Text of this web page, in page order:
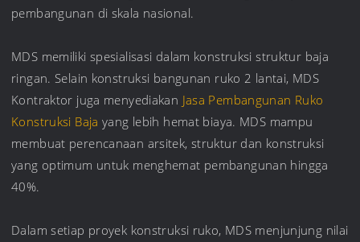
pembangunan di skala nasional.
MDS memiliki spesialisasi dalam konstruksi struktur baja
ringan. Selain konstruksi bangunan ruko 2 lantai, MDS
Kontraktor juga menyediakan Jasa Pembangunan Ruko
Konstruksi Baja yang lebih hemat biaya. MDS mampu
membuat perencanaan arsitek, struktur dan konstruksi
yang optimum untuk menghemat pembangunan hingga
40%.
Dalam setiap proyek konstruksi ruko, MDS menjunjung nilai